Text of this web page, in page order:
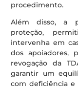
procedimento.
Além disso, a
proteção,
intervenha em
dos apoiadores,
revogação da
garantir um
com deficiência e